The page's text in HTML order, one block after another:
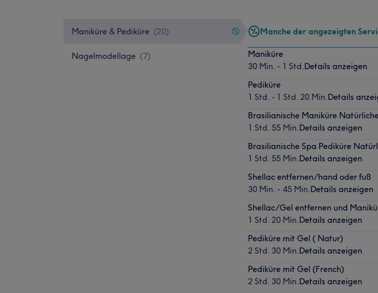
Maniküre & Pediküre (20)
Nagelmodellage (7)
Manche der angezeigten
Maniküre
30 Min. - 1 Std.Details anzeigen
Pediküre
1 Std. - 1 Std. 20 Min.Details
Brasilianische Maniküre
1 Std. 55 Min.Details anzeigen
Brasilianische Spa Pediküre
1 Std. 55 Min.Details anzeigen
Shellac entfernen/hand oder fuß
30 Min. - 45 Min.Details anzeigen
Shellac/Gel entfernen und
1 Std. 20 Min.Details anzeigen
Pediküre mit Gel ( Natur)
2 Std. 30 Min.Details anzeigen
Pediküre mit Gel (French)
2 Std. 30 Min.Details anzeigen